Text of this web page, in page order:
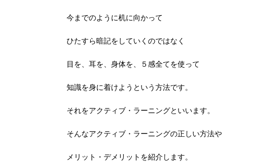
今までのように机に向かって
ひたすら暗記をしていくのではなく
目を、耳を、身体を、５感全てを使って
知識を身に着けようという方法です。
それをアクティブ・ラーニングといいます。
そんなアクティブ・ラーニングの正しい方法や
メリット・デメリットを紹介します。